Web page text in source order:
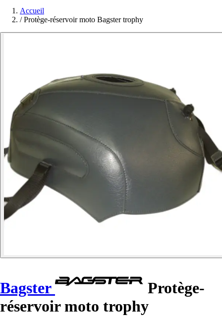
Accueil
/ Protège-réservoir moto Bagster trophy
Bagster
Protège-
réservoir moto trophy